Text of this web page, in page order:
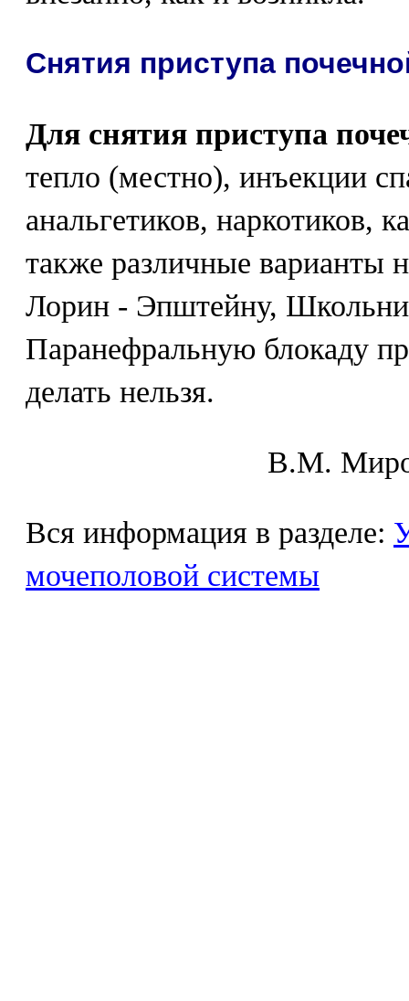
Снятия приступа
Для снятия приступа
тепло (местно), инъекции
анальгетиков, наркотиков,
также различные варианты
Лорин - Эпштейну,
Паранефральную блокаду
делать нельзя.
В.М.
Вся информация в разделе:
мочеполовой системы